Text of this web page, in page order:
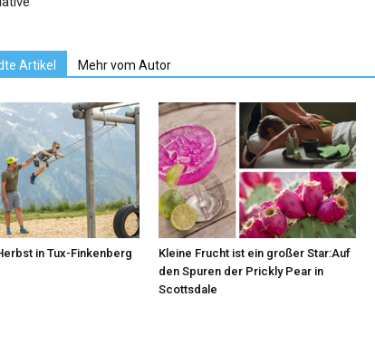
Artikel Mehr vom Autor
in Tux-Finkenberg
Kleine Frucht ist ein großer Star:Auf
den Spuren der Prickly Pear in
Scottsdale